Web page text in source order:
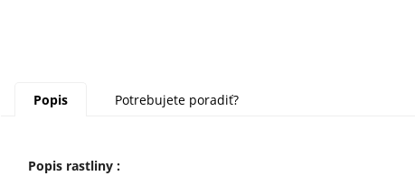
Popis Potrebujete poradiť?
Popis rastliny :